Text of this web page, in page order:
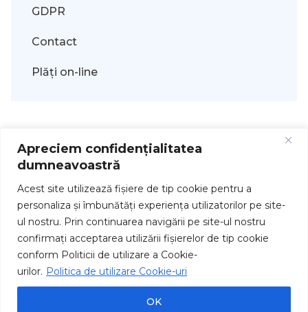
Apreciem confidențialitatea
dumneavoastră
Acest site utilizează fişiere de tip cookie pentru a
personaliza și îmbunătăți experiența utilizatorilor pe site-
ul nostru. Prin continuarea navigării pe site-ul nostru
confirmați acceptarea utilizării fişierelor de tip cookie
conform Politicii de utilizare a Cookie-
urilor. Politica de utilizare Cookie-uri
OK
GDPR
Contact
Plăți on-line
Drepturi de autor © 2026